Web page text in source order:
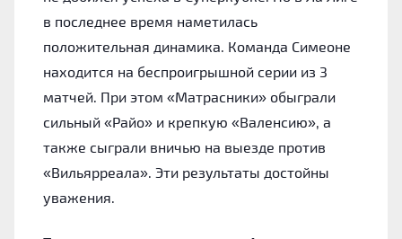
в последнее время наметилась
положительная динамика. Команда Симеоне
находится на беспроигрышной серии из 3
матчей. При этом «Матрасники» обыграли
сильный «Райо» и крепкую «Валенсию», а
также сыграли вничью на выезде против
«Вильярреала». Эти результаты достойны
уважения.